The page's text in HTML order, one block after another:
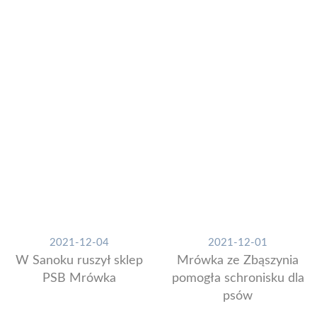
2021-12-04
W Sanoku ruszył sklep
PSB Mrówka
2021-12-01
Mrówka ze Zbąszynia
pomogła schronisku dla
psów